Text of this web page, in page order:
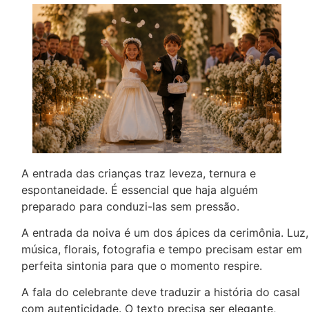
A entrada das crianças traz leveza, ternura e
espontaneidade. É essencial que haja alguém
preparado para conduzi-las sem pressão.
A entrada da noiva é um dos ápices da cerimônia. Luz,
música, florais, fotografia e tempo precisam estar em
perfeita sintonia para que o momento respire.
A fala do celebrante deve traduzir a história do casal
com autenticidade. O texto precisa ser elegante,